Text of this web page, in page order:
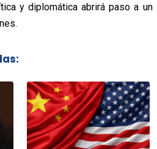
y diplomática abrirá paso a un